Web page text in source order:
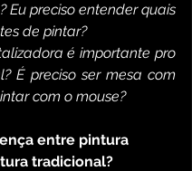
Eu preciso entender quais
de pintar?
é importante pro
É preciso ser mesa com
com o mouse?
entre pintura
tradicional?